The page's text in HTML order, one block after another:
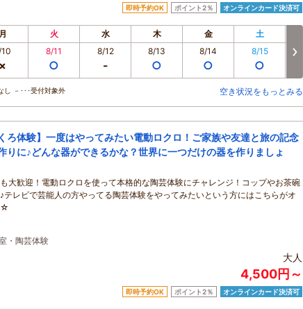
即時予約OK ポイント2％ オンラインカード決済可
月 火 水 木 金 土
×
8/11
○
8/12
-
8/13
○
8/14
○
8/15
○
し －･･･受付対象外 空き状況をもっとみる
ろ体験】一度はやってみたい電動ロクロ！ご家族や友達と旅の記念
りに♪どんな器ができるかな？世界に一つだけの器を作りましょ
大歓迎！電動ロクロを使って本格的な陶芸体験にチャレンジ！コップやお茶碗
テレビで芸能人の方やってる陶芸体験をやってみたいという方にはこちらがオ
☆
・陶芸体験
大人
4,500円～
即時予約OK ポイント2％ オンラインカード決済可